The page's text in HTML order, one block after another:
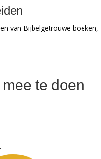
van Bijbelgetrouwe boeken,
te doen